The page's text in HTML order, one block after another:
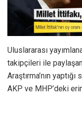
Uluslararası
takipçileri ile
Araştırma’nın
AKP ve MHP’deki